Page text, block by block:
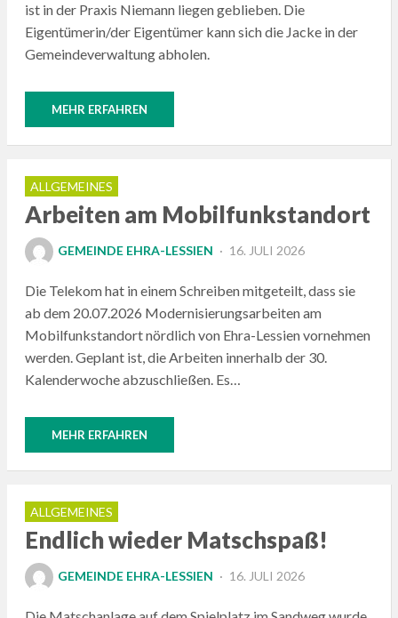
ist in der Praxis Niemann liegen geblieben. Die
Eigentümerin/der Eigentümer kann sich die Jacke in der
Gemeindeverwaltung abholen.
MEHR ERFAHREN
ALLGEMEINES
Arbeiten am Mobilfunkstandort
GEMEINDE EHRA-LESSIEN
POSTED
16. JULI 2026
Die Telekom hat in einem Schreiben mitgeteilt, dass sie
ab dem 20.07.2026 Modernisierungsarbeiten am
Mobilfunkstandort nördlich von Ehra-Lessien vornehmen
werden. Geplant ist, die Arbeiten innerhalb der 30.
Kalenderwoche abzuschließen. Es…
MEHR ERFAHREN
ALLGEMEINES
Endlich wieder Matschspaß!
GEMEINDE EHRA-LESSIEN
POSTED
16. JULI 2026